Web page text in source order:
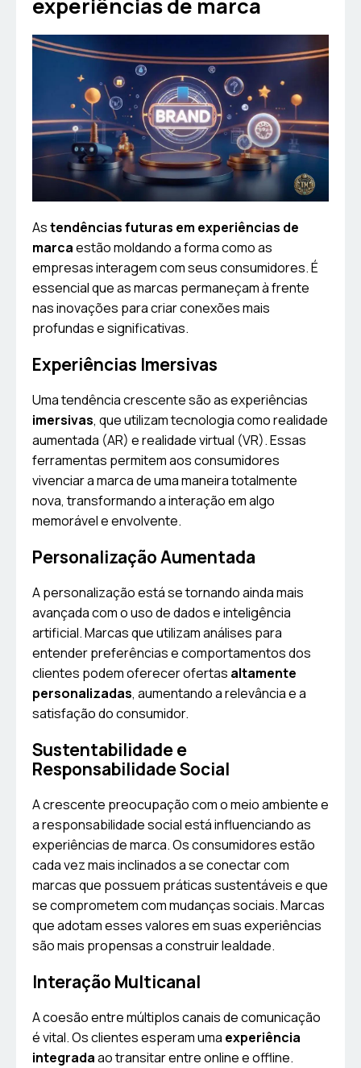
experiências de marca
Astendências futuras em experiências de
marcaestão moldando a forma como as
empresas interagem com seus consumidores. É
essencial que as marcas permaneçam à frente
nas inovações para criar conexões mais
profundas e significativas.
Experiências Imersivas
Uma tendência crescente são as experiências
imersivas, que utilizam tecnologia como realidade
aumentada (AR) e realidade virtual (VR). Essas
ferramentas permitem aos consumidores
vivenciar a marca de uma maneira totalmente
nova, transformando a interação em algo
memorável e envolvente.
Personalização Aumentada
A personalização está se tornando ainda mais
avançada com o uso de dados e inteligência
artificial. Marcas que utilizam análises para
entender preferências e comportamentos dos
clientes podem oferecer ofertas altamente
personalizadas, aumentando a relevância e a
satisfação do consumidor.
Sustentabilidade e
Responsabilidade Social
A crescente preocupação com o meio ambiente e
a responsabilidade social está influenciando as
experiências de marca. Os consumidores estão
cada vez mais inclinados a se conectar com
marcas que possuem práticas sustentáveis e que
se comprometem com mudanças sociais. Marcas
que adotam esses valores em suas experiências
são mais propensas a construir lealdade.
Interação Multicanal
A coesão entre múltiplos canais de comunicação
é vital. Os clientes esperam uma experiência
integradaao transitar entre online e offline.